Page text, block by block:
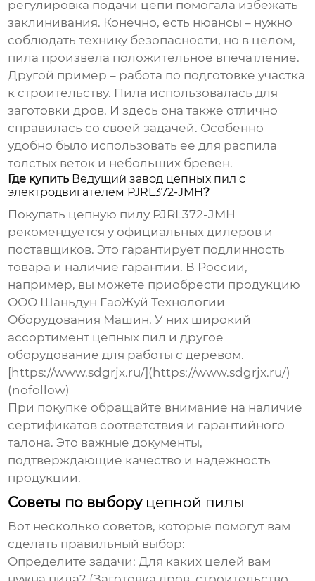
регулировка подачи цепи помогала избежать
заклинивания. Конечно, есть нюансы – нужно
соблюдать технику безопасности, но в целом,
пила произвела положительное впечатление.
Другой пример – работа по подготовке участка
к строительству. Пила использовалась для
заготовки дров. И здесь она также отлично
справилась со своей задачей. Особенно
удобно было использовать ее для распила
толстых веток и небольших бревен.
Где купить Ведущий завод цепных пил с
электродвигателем PJRL372-JMH?
Покупать цепную пилу PJRL372-JMH
рекомендуется у официальных дилеров и
поставщиков. Это гарантирует подлинность
товара и наличие гарантии. В России,
например, вы можете приобрести продукцию
ООО Шаньдун ГаоЖуй Технологии
Оборудования Машин. У них широкий
ассортимент цепных пил и другое
оборудование для работы с деревом.
[https://www.sdgrjx.ru/](https://www.sdgrjx.ru/)
(nofollow)
При покупке обращайте внимание на наличие
сертификатов соответствия и гарантийного
талона. Это важные документы,
подтверждающие качество и надежность
продукции.
Советы по выбору цепной пилы
Вот несколько советов, которые помогут вам
сделать правильный выбор:
Определите задачи: Для каких целей вам